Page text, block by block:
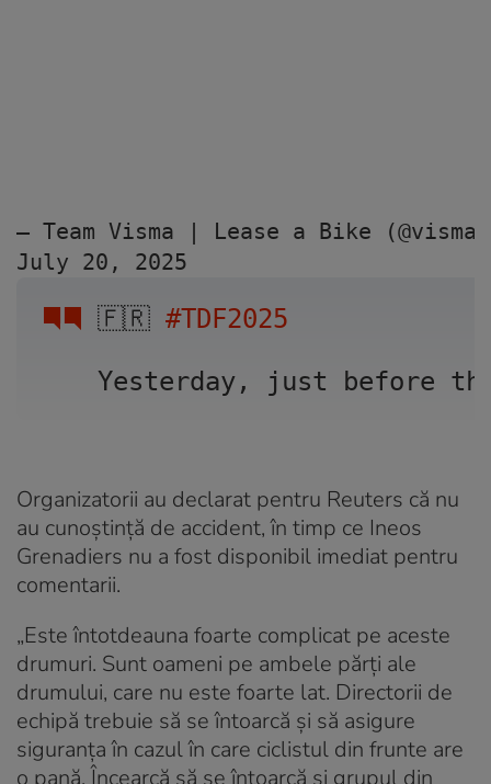
🇫🇷 #TDF2025
Yesterday, just before
— Team Visma | Lease a Bike
July 20, 2025
Organizatorii au declarat pentru Reuters că nu
au cunoștință de accident, în timp ce Ineos
Grenadiers nu a fost disponibil imediat pentru
comentarii.
„Este întotdeauna foarte complicat pe aceste
drumuri. Sunt oameni pe ambele părți ale
drumului, care nu este foarte lat. Directorii de
echipă trebuie să se întoarcă și să asigure
siguranța în cazul în care ciclistul din frunte are
o pană. Încearcă să se întoarcă și grupul din